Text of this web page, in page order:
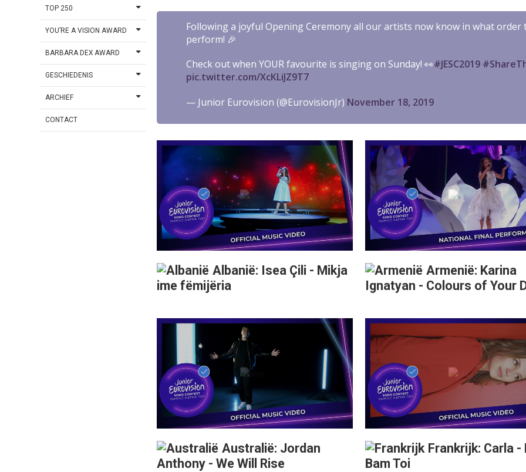
TOP 250
YOU’RE A VISION AWARD
BARBARA DEX AWARD
GESCHIEDENIS
ARCHIEF
CONTACT
Following a joyful Opening Ceremony all our artists now know in what order
perform! 🎉
Check out when YOUR favourite is singing on Sunday! 👀#JESC2019
pic.twitter.com/XcKLiJZ9T7
— Junior Eurovision (@EurovisionJr) November 18, 2019
Albanië: Isea Çili - Mikja
ime fëmijëria
Armenië: Karina
Ignatyan - Colours of Your
Australië: Jordan
Anthony - We Will Rise
Frankrijk: Carla -
Bam Toi